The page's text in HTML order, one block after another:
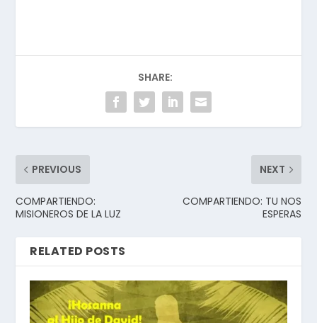
SHARE:
PREVIOUS
COMPARTIENDO:
MISIONEROS DE LA LUZ
NEXT
COMPARTIENDO: TU NOS
ESPERAS
RELATED POSTS